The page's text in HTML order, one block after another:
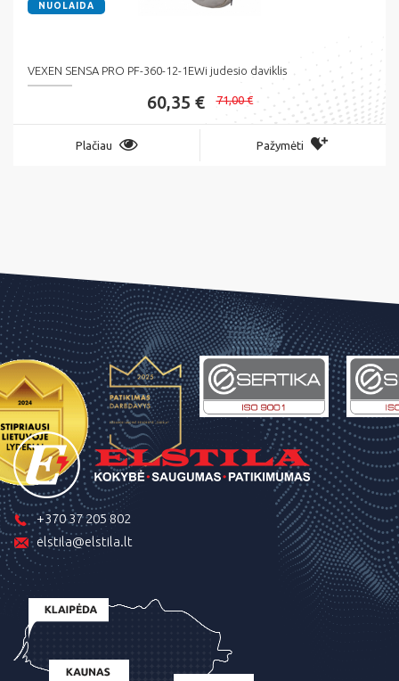
NUOLAIDA
VEXEN SENSA PRO PF-360-12-1EWi judesio daviklis
60,35 € 71,00 €
Plačiau Pažymėti
+370 37 205 802
elstila@elstila.lt